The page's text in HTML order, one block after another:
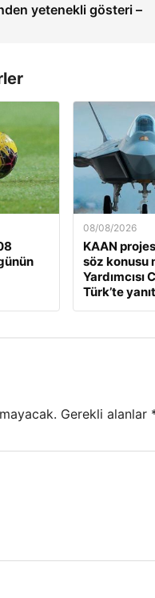
yetenekli gösteri –
08/08/2026
KAAN
söz konusu
Yardımcısı
Türk’te
Gerekli alanlar